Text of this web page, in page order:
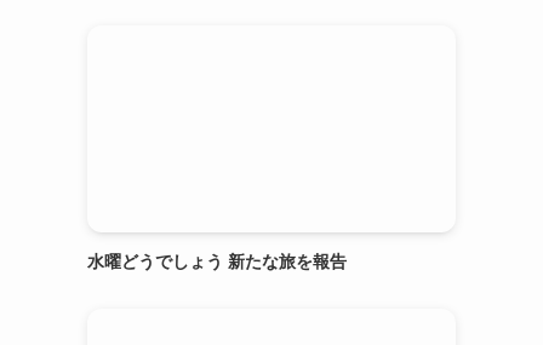
水曜どうでしょう 新たな旅を報告